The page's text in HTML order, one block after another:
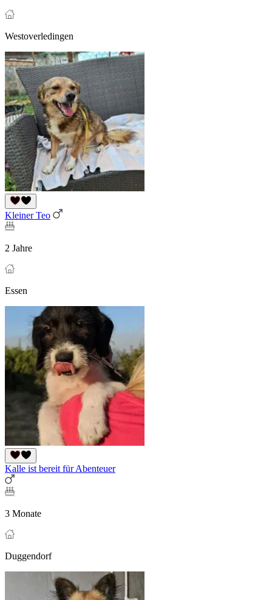
Westoverledingen
Kleiner Teo
2 Jahre
Essen
Kalle ist bereit für Abenteuer
3 Monate
Duggendorf